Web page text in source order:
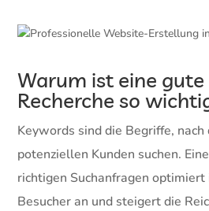
Warum ist eine
Recherche so
Keywords sind die Begriffe, nach
potenziellen Kunden suchen.
richtigen Suchanfragen
Besucher an und steigert die